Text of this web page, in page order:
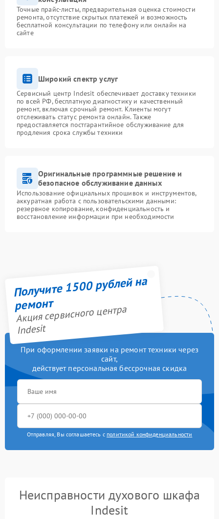
Точные прайс-листы, предварительная оценка стоимости
ремонта, отсутствие скрытых платежей и возможность
бесплатной консультации по телефону или онлайн на
сайте
Широкий спектр услуг
Сервисный центр Indesit обеспечивает доставку техники
по всей РФ, бесплатную диагностику и качественный
ремонт, включая срочный ремонт. Клиенты могут
отслеживать статус ремонта онлайн. Также
предоставляется постгарантийное обслуживание для
продления срока службы техники
Оригинальные программные решение и
безопасное обслуживание данных
Использование официальных прошивок и инструментов,
аккуратная работа с пользовательскими данными:
резервное копирование, конфиденциальность и
восстановление информации при необходимости
Получите 1500 рублей на
ремонт
Акция сервисного центра
Indesit
При оформлении заявки на ремонт техники через
сайт,
действует персональная бессрочная скидка
Отправляя, Вы соглашаетесь с политикой конфиденциальности
Неисправности духового шкафа
Indesit